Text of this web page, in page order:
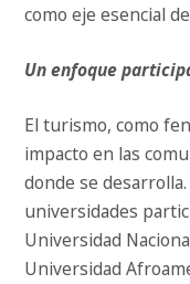
como eje esencial
Un enfoque
El turismo, como
impacto en las
donde se
universidades
Universidad
Universidad